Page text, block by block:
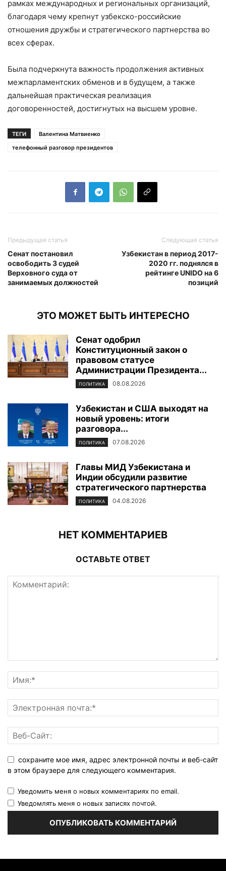
рамках международных и региональных организаций,
благодаря чему крепнут узбекско-российские
отношения дружбы и стратегического партнерства во
всех сферах.
Была подчеркнута важность продолжения активных
межпарламентских обменов и в будущем, а также
дальнейшая практическая реализация
договоренностей, достигнутых на высшем уровне.
ТЕГИ
Валентина Матвиенко
телефонный разговор президентов
Предыдущая статья
Сенат постановил
освободить 3 судей
Верховного суда от
занимаемых должностей
Следующая статья
Узбекистан в период 2017-
2020 гг. поднялся в
рейтинге UNIDO на 6
позиций
ЭТО МОЖЕТ БЫТЬ ИНТЕРЕСНО
Сенат одобрил
Конституционный закон о
правовом статусе
Администрации Президента...
ПОЛИТИКА 08.08.2026
Узбекистан и США выходят на
новый уровень: итоги
разговора...
ПОЛИТИКА 07.08.2026
Главы МИД Узбекистана и
Индии обсудили развитие
стратегического партнерства
ПОЛИТИКА 04.08.2026
НЕТ КОММЕНТАРИЕВ
ОСТАВЬТЕ ОТВЕТ
сохраните мое имя, адрес электронной почты и веб-сайт
в этом браузере для следующего комментария.
Уведомить меня о новых комментариях по email.
Уведомлять меня о новых записях почтой.